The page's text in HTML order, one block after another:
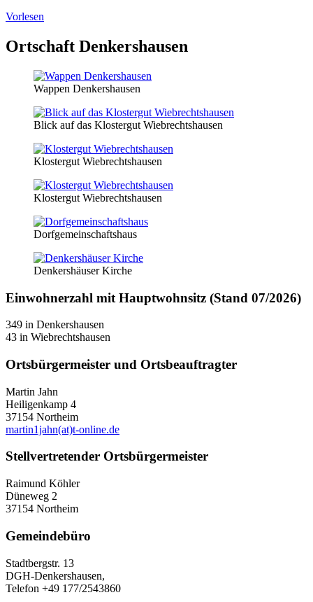
Vorlesen
Ortschaft Denkershausen
Wappen Denkershausen
Blick auf das Klostergut Wiebrechtshausen
Klostergut Wiebrechtshausen
Klostergut Wiebrechtshausen
Dorfgemeinschaftshaus
Denkershäuser Kirche
Einwohnerzahl mit Hauptwohnsitz (Stand 07/2026)
349 in Denkershausen
43 in Wiebrechtshausen
Ortsbürgermeister und Ortsbeauftragter
Martin Jahn
Heiligenkamp 4
37154 Northeim
martin1jahn(at)t-online.de
Stellvertretender Ortsbürgermeister
Raimund Köhler
Düneweg 2
37154 Northeim
Gemeindebüro
Stadtbergstr. 13
DGH-Denkershausen,
Telefon +49 177/2543860